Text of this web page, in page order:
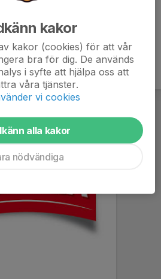
kakor
kakor (cookies) för att vår
bra för dig. De används
i syfte att hjälpa oss att
våra tjänster.
vi cookies
alla kakor
nödvändiga